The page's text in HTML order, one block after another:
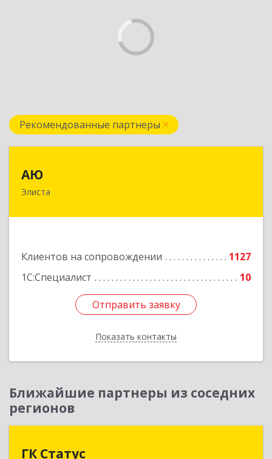
Рекомендованные партнеры
АЮ
Элиста
Клиентов на сопровождении
1127
1С:Специалист
10
Отправить заявку
Показать контакты
358009, Калмыкия Респ, Элиста г, А.С.Пушкина
Отправить заявку
Назад
Ближайшие партнеры из соседних
регионов
ГК Статус